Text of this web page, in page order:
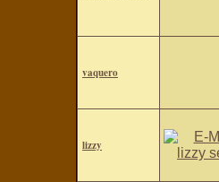
vaquero
lizzy